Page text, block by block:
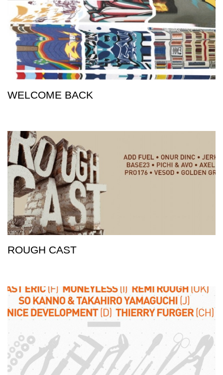
WELCOME BACK
ROUGH CAST